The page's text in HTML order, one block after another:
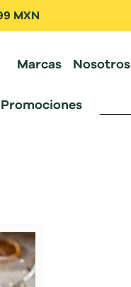
MXN
Marcas Nosotros
Promociones